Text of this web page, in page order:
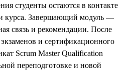
студенты остаются в контакте
курса. Завершающий модуль —
связь и рекомендации. После
и сертификационного
Scrum Master Qualification
переподготовке и новой